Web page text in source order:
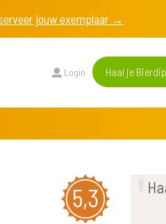
jouw exemplaar →
Login Haal je
5,3